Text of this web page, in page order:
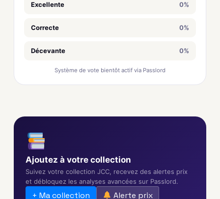
Excellente 0%
Correcte 0%
Décevante 0%
Système de vote bientôt actif via Passlord
Ajoutez à votre collection
Suivez votre collection JCC, recevez des alertes prix
et débloquez les analyses avancées sur Passlord.
+ Ma collection Alerte prix